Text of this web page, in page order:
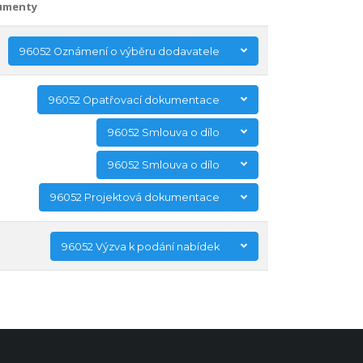
96052 Oznámení o výběru dodavatele
96052 Opatřovací dokumentace
96052 Smlouva o dílo
96052 Smlouva o dílo
96052 Projektová dokumentace
96052 Výzva k podání nabídek